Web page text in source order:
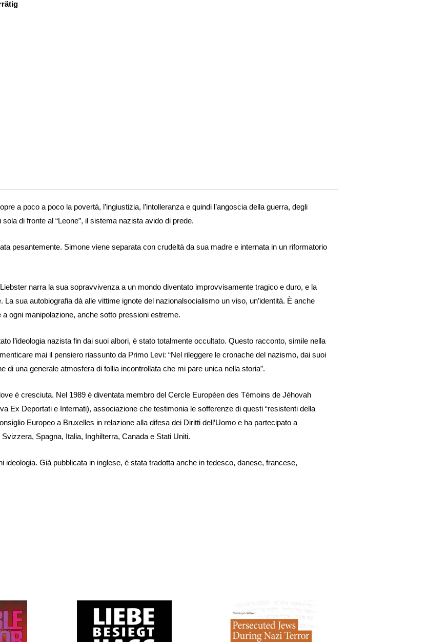
a poco a poco la povertà, l’ingiustizia, l’intolleranza e quindi l’angoscia della guerra, degli
di fronte al “Leone”, il sistema nazista avido di prede.
pesantemente. Simone viene separata con crudeltà da sua madre e internata in un riformatorio
narra la sua sopravvivenza a un mondo diventato improvvisamente tragico e duro, e la
sua autobiografia dà alle vittime ignote del nazionalsocialismo un viso, un’identità. È anche
ogni manipolazione, anche sotto pressioni estreme.
l’ideologia nazista fin dai suoi albori, è stato totalmente occultato. Questo racconto, simile nella
mai il pensiero riassunto da Primo Levi: “Nel rileggere le cronache del nazismo, dai suoi
di una generale atmosfera di follia incontrollata che mi pare unica nella storia”.
è cresciuta. Nel 1989 è diventata membro del Cercle Européen des Témoins de Jéhovah
Ex Deportati e Internati), associazione che testimonia le sofferenze di questi “resistenti della
Europeo a Bruxelles in relazione alla difesa dei Diritti dell’Uomo e ha partecipato a
Spagna, Italia, Inghilterra, Canada e Stati Uniti.
Già pubblicata in inglese, è stata tradotta anche in tedesco, danese, francese,